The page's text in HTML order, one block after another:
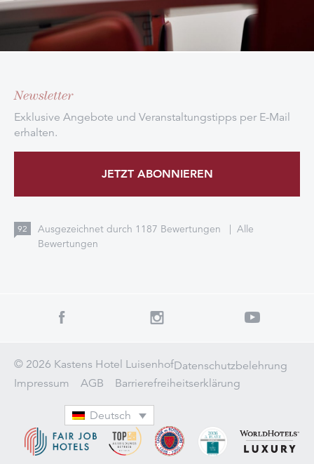
Newsletter
Exklusive Angebote und Veranstaltungstipps per E-Mail
erhalten.
JETZT ABONNIEREN
92 Ausgezeichnet durch 1187 Bewertungen | Alle
Bewertungen
© 2026 Kastens Hotel LuisenhofDatenschutzbelehrung
Impressum
AGB Barrierefreiheitserklärung
Deutsch